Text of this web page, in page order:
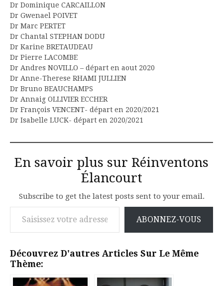
Dr Dominique CARCAILLON
Dr Gwenael POIVET
Dr Marc PERTET
Dr Chantal STEPHAN DODU
Dr Karine BRETAUDEAU
Dr Pierre LACOMBE
Dr Andres NOVILLO – départ en aout 2020
Dr Anne-Therese RHAMI JULLIEN
Dr Bruno BEAUCHAMPS
Dr Annaig OLLIVIER ECCHER
Dr François VENCENT- départ en 2020/2021
Dr Isabelle LUCK- départ en 2020/2021
En savoir plus sur Réinventons
Élancourt
Subscribe to get the latest posts sent to your email.
Saisissez votre adresse e-mail…
ABONNEZ-VOUS
Découvrez D'autres Articles Sur Le Même
Thème: